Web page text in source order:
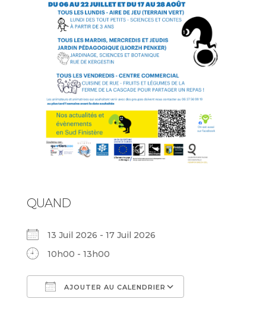
QUAND
13 Juil 2026 - 17 Juil 2026
10h00 - 13h00
AJOUTER AU CALENDRIER